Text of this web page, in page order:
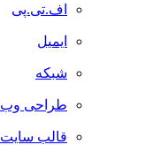
اف.تی.پی
ایمیل
شبکه
طراحی وب
قالب سایت